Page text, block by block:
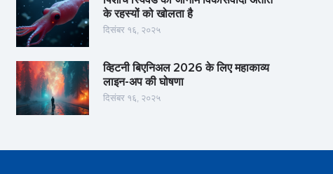
के रहस्यों को खोलता है
दिसंबर १६, २०२५
व्हिटनी बिएनिअल 2026 के लिए महाकाव्य
लाइन-अप की घोषणा
दिसंबर १६, २०२५